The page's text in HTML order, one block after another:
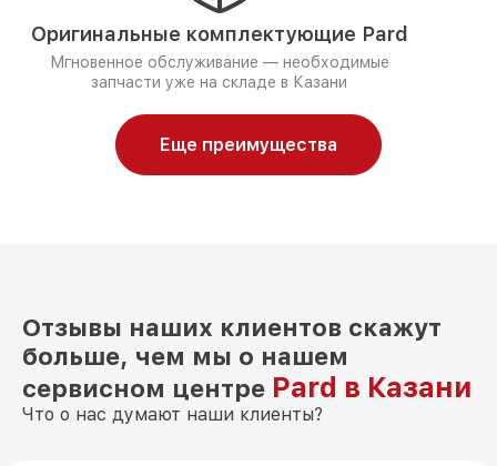
Оригинальные комплектующие Pard
Мгновенное обслуживание — необходимые
запчасти уже на складе в Казани
Еще преимущества
Отзывы наших клиентов скажут
больше, чем мы о нашем
сервисном центре Pard в Казани
Что о нас думают наши клиенты?